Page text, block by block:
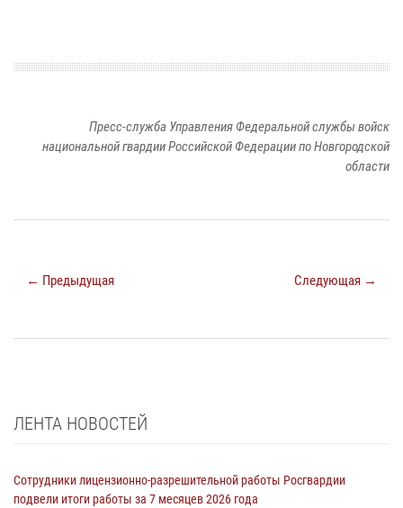
Пресс-служба Управления Федеральной службы войск
национальной гвардии Российской Федерации по Новгородской
области
← Предыдущая Следующая →
ЛЕНТА НОВОСТЕЙ
Сотрудники лицензионно-разрешительной работы Росгвардии
подвели итоги работы за 7 месяцев 2026 года